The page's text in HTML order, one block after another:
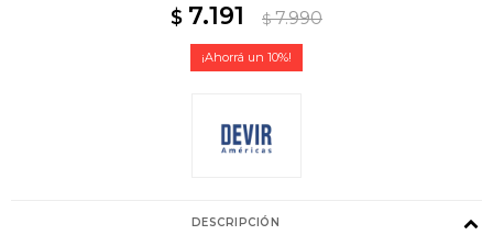
$ 7.191 $ 7.990
10
DESCRIPCIÓN